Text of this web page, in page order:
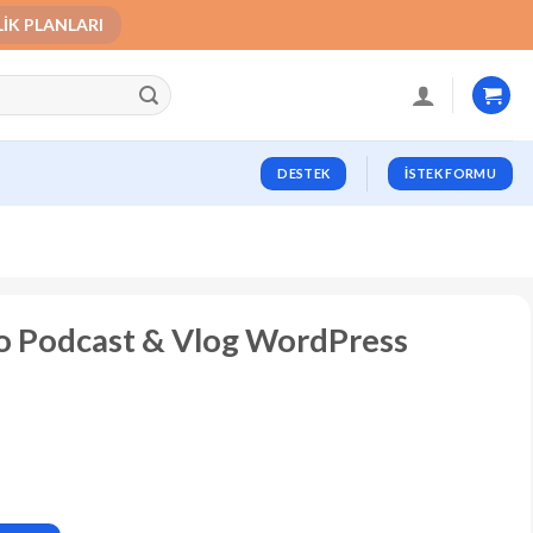
PLANLARI
DESTEK İSTEK FORMU
& Vlog WordPress